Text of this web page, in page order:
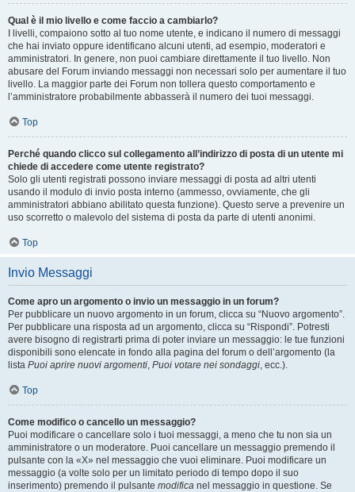
Qual è il mio livello e come faccio a cambiarlo?
I livelli, compaiono sotto al tuo nome utente, e indicano il numero di messaggi
che hai inviato oppure identificano alcuni utenti, ad esempio, moderatori e
amministratori. In genere, non puoi cambiare direttamente il tuo livello. Non
abusare del Forum inviando messaggi non necessari solo per aumentare il tuo
livello. La maggior parte dei Forum non tollera questo comportamento e
l’amministratore probabilmente abbasserà il numero dei tuoi messaggi.
Top
Perché quando clicco sul collegamento all’indirizzo di posta di un utente mi
chiede di accedere come utente registrato?
Solo gli utenti registrati possono inviare messaggi di posta ad altri utenti
usando il modulo di invio posta interno (ammesso, ovviamente, che gli
amministratori abbiano abilitato questa funzione). Questo serve a prevenire un
uso scorretto o malevolo del sistema di posta da parte di utenti anonimi.
Top
Invio Messaggi
Come apro un argomento o invio un messaggio in un forum?
Per pubblicare un nuovo argomento in un forum, clicca su “Nuovo argomento”.
Per pubblicare una risposta ad un argomento, clicca su “Rispondi”. Potresti
avere bisogno di registrarti prima di poter inviare un messaggio: le tue funzioni
disponibili sono elencate in fondo alla pagina del forum o dell’argomento (la
lista Puoi aprire nuovi argomenti, Puoi votare nei sondaggi, ecc.).
Top
Come modifico o cancello un messaggio?
Puoi modificare o cancellare solo i tuoi messaggi, a meno che tu non sia un
amministratore o un moderatore. Puoi cancellare un messaggio premendo il
pulsante con la «X» nel messaggio che vuoi eliminare. Puoi modificare un
messaggio (a volte solo per un limitato periodo di tempo dopo il suo
inserimento) premendo il pulsante modifica nel messaggio in questione. Se